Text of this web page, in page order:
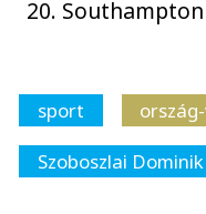
20.
sport
Szoboszlai Dominik